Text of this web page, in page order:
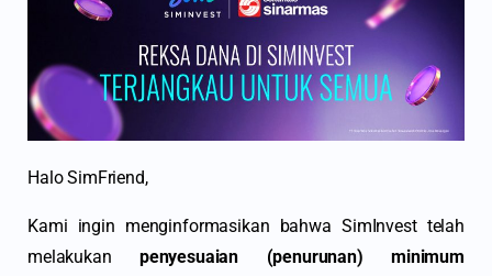
Halo SimFriend,
Kami ingin menginformasikan bahwa SimInvest telah
melakukan penyesuaian (penurunan) minimum